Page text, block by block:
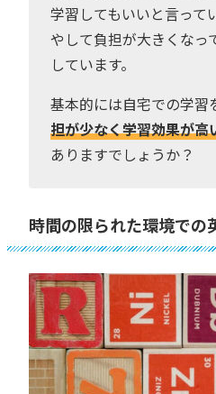
学習してもいいと言って
やして負担が大きくなっ
しています。
基本的には自宅での学習
担が少なく学習効果が高
ありますでしょうか？
時間の限られた環境での